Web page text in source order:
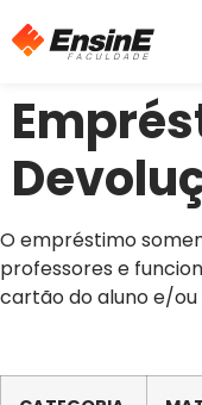
O empréstimo
professores e
cartão do aluno e/ou